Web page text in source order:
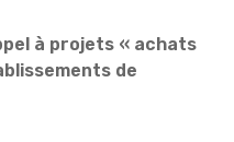
à projets « achats
de